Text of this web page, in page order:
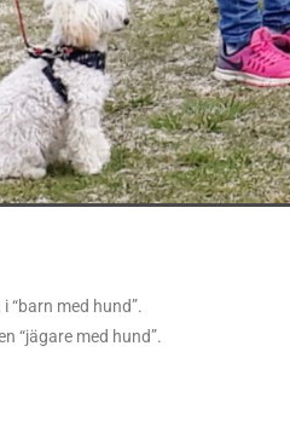
med hund”.
“jägare med hund”.